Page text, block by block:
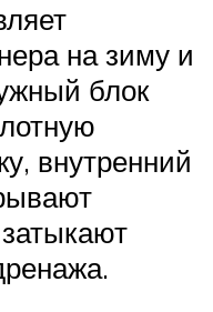
на зиму и
блок
внутренний